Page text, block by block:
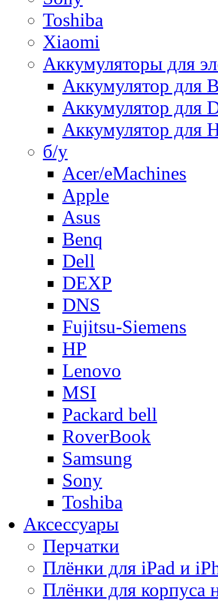
Toshiba
Xiaomi
Аккумуляторы для
Аккумулятор для
Аккумулятор для
Аккумулятор для
б/у
Acer/eMachines
Apple
Asus
Benq
Dell
DEXP
DNS
Fujitsu-Siemens
HP
Lenovo
MSI
Packard bell
RoverBook
Samsung
Sony
Toshiba
Аксессуары
Перчатки
Плёнки для iPad и
Плёнки для корпуса